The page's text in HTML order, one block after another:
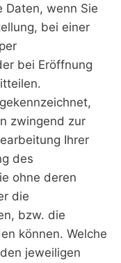
Daten, wenn Sie
bei einer
bei Eröffnung
zwingend zur
Ihrer
des
ohne deren
die
bzw. die
können. Welche
jeweiligen